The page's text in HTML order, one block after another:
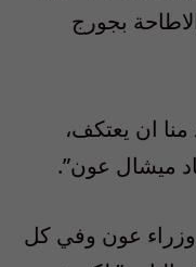
بجورج
ان يعتكف،
ميشال عون”.
وزراء عون وفي كل